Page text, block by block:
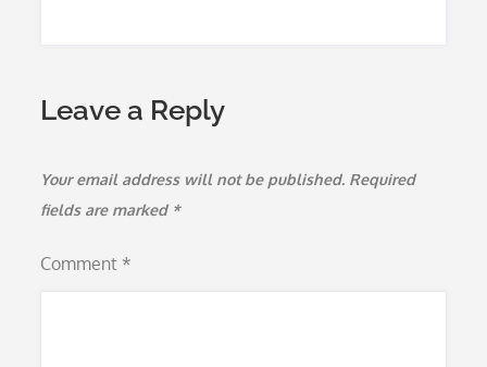
Leave a Reply
Your email address will not be published. Required
fields are marked *
Comment *